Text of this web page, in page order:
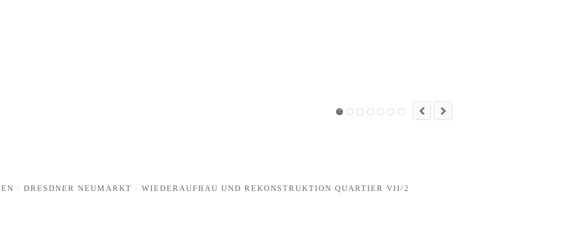
· DRESDNER NEUMARKT · WIEDERAUFBAU UND REKONSTRUKTION QUARTIER VII/2